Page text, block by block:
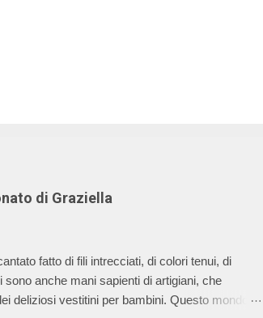
di Graziella
fatto di fili intrecciati, di colori tenui, di
anche mani sapienti di artigiani, che
deliziosi vestitini per bambini. Questo mondo